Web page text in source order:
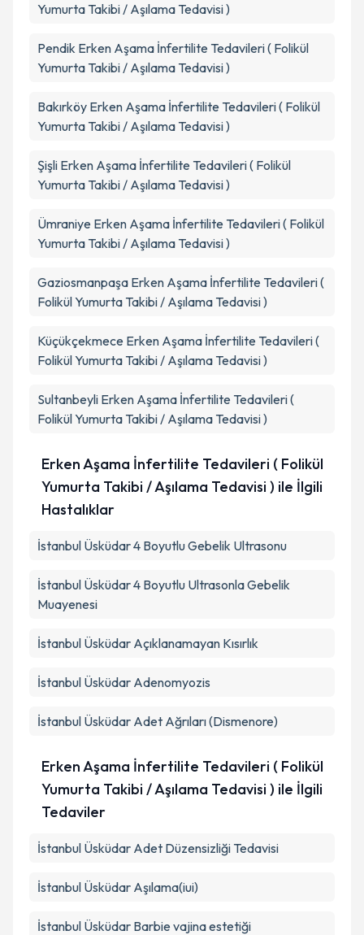
Yumurta Takibi / Aşılama Tedavisi )
Pendik Erken Aşama İnfertilite Tedavileri ( Folikül
Yumurta Takibi / Aşılama Tedavisi )
Bakırköy Erken Aşama İnfertilite Tedavileri ( Folikül
Yumurta Takibi / Aşılama Tedavisi )
Şişli Erken Aşama İnfertilite Tedavileri ( Folikül
Yumurta Takibi / Aşılama Tedavisi )
Ümraniye Erken Aşama İnfertilite Tedavileri ( Folikül
Yumurta Takibi / Aşılama Tedavisi )
Gaziosmanpaşa Erken Aşama İnfertilite Tedavileri (
Folikül Yumurta Takibi / Aşılama Tedavisi )
Küçükçekmece Erken Aşama İnfertilite Tedavileri (
Folikül Yumurta Takibi / Aşılama Tedavisi )
Sultanbeyli Erken Aşama İnfertilite Tedavileri (
Folikül Yumurta Takibi / Aşılama Tedavisi )
Erken Aşama İnfertilite Tedavileri ( Folikül
Yumurta Takibi / Aşılama Tedavisi ) ile İlgili
Hastalıklar
İstanbul Üsküdar 4 Boyutlu Gebelik Ultrasonu
İstanbul Üsküdar 4 Boyutlu Ultrasonla Gebelik
Muayenesi
İstanbul Üsküdar Açıklanamayan Kısırlık
İstanbul Üsküdar Adenomyozis
İstanbul Üsküdar Adet Ağrıları (Dismenore)
Erken Aşama İnfertilite Tedavileri ( Folikül
Yumurta Takibi / Aşılama Tedavisi ) ile İlgili
Tedaviler
İstanbul Üsküdar Adet Düzensizliği Tedavisi
İstanbul Üsküdar Aşılama(iui)
İstanbul Üsküdar Barbie vajina estetiği